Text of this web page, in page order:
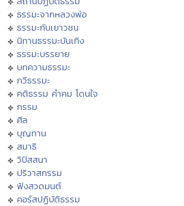
ธรรมะจากหลวงพ่อ
ธรรมะกับเยาวชน
นิทานธรรมะบันเทิง
ธรรมะบรรยาย
บทความธรรมะ
กวีธรรมะ
คติธรรม คำคม โดนใจ
กรรม
ศีล
บุญทาน
สมาธิ
วิปัสสนา
ปริวาสกรรม
ฟังสวดมนต์
คอร์สปฏิบัติธรรม